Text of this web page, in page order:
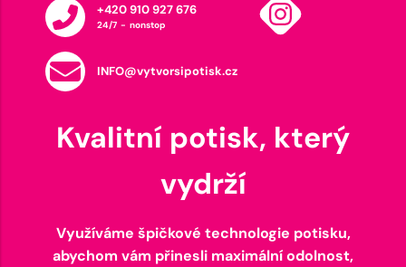
+420 910 927 676
24/7 - nonstop
INFO@vytvorsipotisk.cz
Kvalitní potisk, který
vydrží
Využíváme špičkové technologie potisku,
abychom vám přinesli maximální odolnost,